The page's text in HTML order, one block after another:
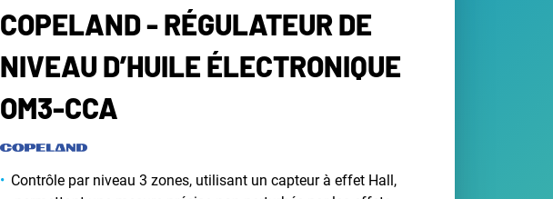
COPELAND - RÉGULATEUR DE
NIVEAU D’HUILE ÉLECTRONIQUE
OM3-CCA
Contrôle par niveau 3 zones, utilisant un capteur à effet Hall,